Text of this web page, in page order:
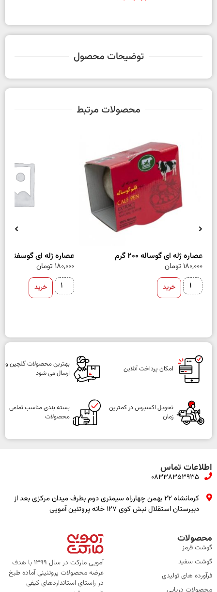
توضیحات محصول
محصولات مرتبط
عصاره ژله ای گوساله 200 گرم
180,000 تومان
خرید
عصاره ژله ای گوسفند 200 گرم
180,000 تومان
خرید
امکان پرداخت آنلاین
بهترین محصولات گلچین و
ارسال می شود
تحویل اکسپرس در کمترین
زمان
بسته بندی مناسب تمامی
محصولات
اطلاعات تماس
08338353935
کرمانشاه ۲۲ بهمن چهارراه سیمتری دوم بطرف میدان مرکزی بعد از
دبیرستان استقلال نبش کوی ۱۲۷ خانه پروتئین آمویی
محصولات
گوشت قرمز
گوشت سفید
فرآورده های تولیدی
آمویی مارکت در سال 1399 با هدف
عرضه محصولات پروتئینی آماده طبخ
در راستای استانداردهای کیفی